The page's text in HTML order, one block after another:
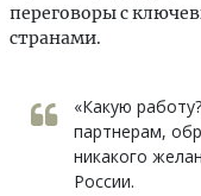
переговоры с
странами.
«Какую
партнерам,
никакого
России.